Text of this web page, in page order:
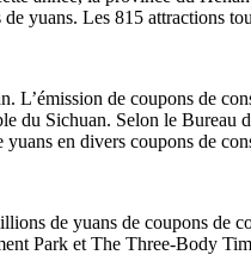
yuans. Les 815 attractions
L’émission de coupons de
du Sichuan. Selon le
en divers coupons de
de yuans de coupons de
Park et The Three-Body